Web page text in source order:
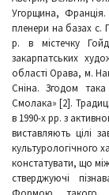
Угорщина, Франція.
пленери на базах с.
р. в містечку
закарпатських
області Орава, м.
Сніна. Згодом така
Смолака» [2].
в 1990-х рр. з
виставляють цілі
культурологічного
констатувати, що
стверджуючі